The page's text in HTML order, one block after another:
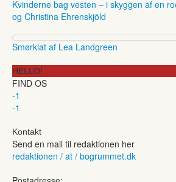
Kvinderne bag vesten – i skyggen af en
og Christina Ehrenskjöld
Smørklat af Lea Landgreen
HELLO!
FIND OS
-1
-1
Kontakt
Send en mail til redaktionen her
redaktionen / at / bogrummet.dk